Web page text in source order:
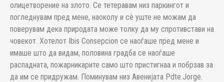
олицетворение на злото. Се тетеравам низ паркингот и
погледнувам пред мене, наоколу и сѐ уште не можам да
поверувам дека природата може толку да му спротивстави на
човекот. Хотелот Ibis Consepcion се наоѓаше пред мене и
имаше што да видам, половина градба се наоѓаше
распадната, пожарникарите само што пристигнаа и побрзав за
да им се придружам. Поминувам низ Авенијата Pdte.Jorge.